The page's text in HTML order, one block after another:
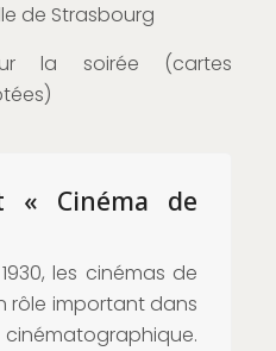
de Strasbourg
soirée (cartes
« Cinéma de
les cinémas de
rôle important dans